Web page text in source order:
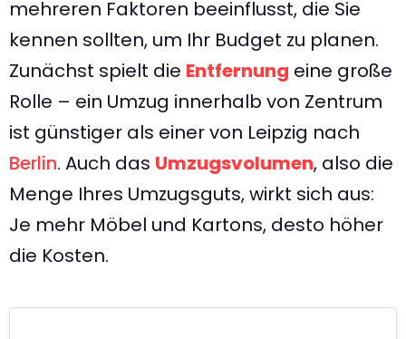
mehreren Faktoren beeinflusst, die Sie
kennen sollten, um Ihr Budget zu planen.
Zunächst spielt die Entfernung eine große
Rolle – ein Umzug innerhalb von Zentrum
ist günstiger als einer von Leipzig nach
Berlin. Auch das Umzugsvolumen, also die
Menge Ihres Umzugsguts, wirkt sich aus:
Je mehr Möbel und Kartons, desto höher
die Kosten.